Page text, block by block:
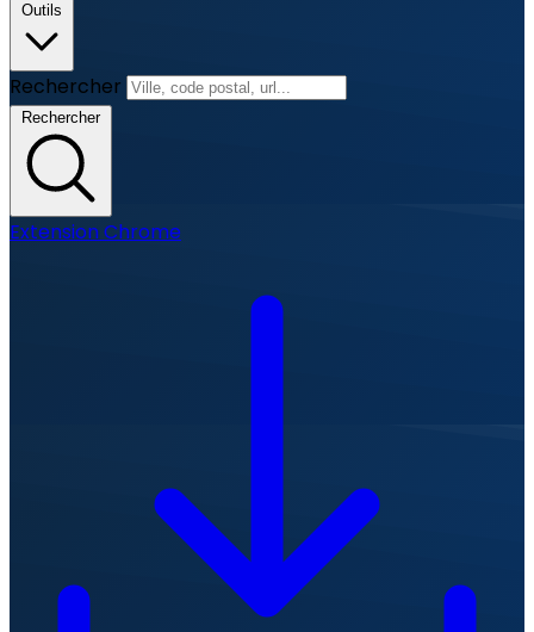
Outils
Rechercher
Rechercher
Extension Chrome